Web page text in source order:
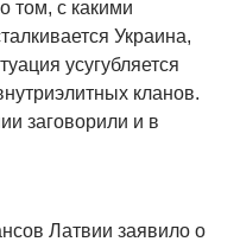
том, с какими
Украина,
усугубляется
кланов.
заговорили и в
Латвии заявило о